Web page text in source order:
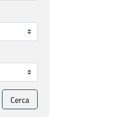
Cerca